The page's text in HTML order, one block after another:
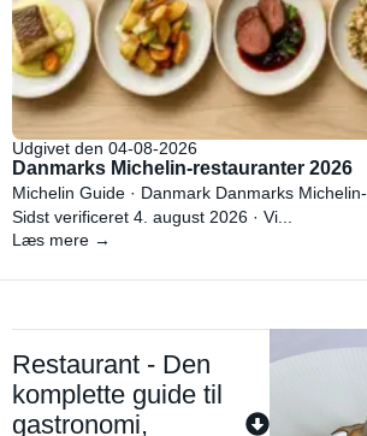
Udgivet den 04-08-2026
Danmarks Michelin-restauranter 2026
Michelin Guide · Danmark Danmarks
Sidst verificeret 4. august 2026 · Vi...
Læs mere →
Restaurant - Den
komplette guide til
gastronomi,